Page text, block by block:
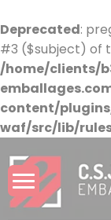
Deprecated:
#3 ($subject) of
/home/clients/
content/
waf/src/lib/